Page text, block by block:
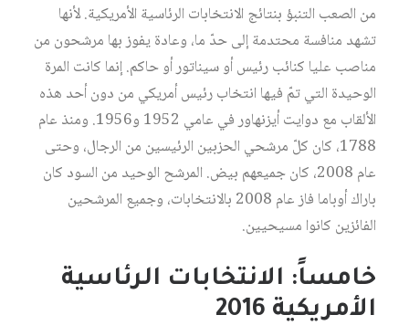
من الصعب التنبؤ بنتائج الانتخابات الرئاسية الأمريكية. لأنها
تشهد منافسة محتدمة إلى حدّ ما، وعادة يفوز بها مرشحون من
مناصب عليا كنائب رئيس أو سيناتور أو حاكم. إنما كانت المرة
الوحيدة التي تمّ فيها انتخاب رئيس أمريكي من دون أحد هذه
الألقاب مع دوايت أيزنهاور في عامي 1952 و1956. ومنذ عام
1788، كان كلّ مرشحي الحزبين الرئيسين من الرجال، وحتى
عام 2008، كان جميعهم بيض. المرشح الوحيد من السود كان
باراك أوباما فاز عام 2008 بالانتخابات، وجميع المرشحين
الفائزين كانوا مسيحيين.
خامساً: الانتخابات الرئاسية
الأمريكية 2016